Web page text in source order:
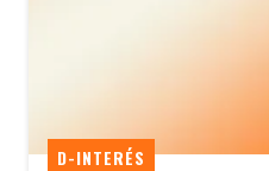
D-INTERÉS